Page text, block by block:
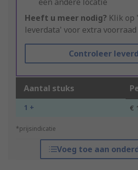
een andere locatie
Heeft u meer nodig? Klik op
leverdata' voor extra
Controleer
Aantal stuks
1 + €
*prijsindicatie
Voeg toe aan